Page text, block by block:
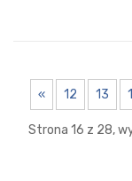
« 12 13
Strona 16 z 28,